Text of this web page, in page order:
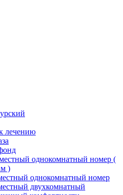
лечению
однокомнатный номер (
)
однокомнатный номер
двухкомнатный